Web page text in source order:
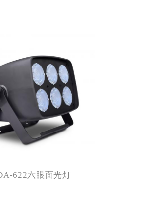
622六眼面光灯